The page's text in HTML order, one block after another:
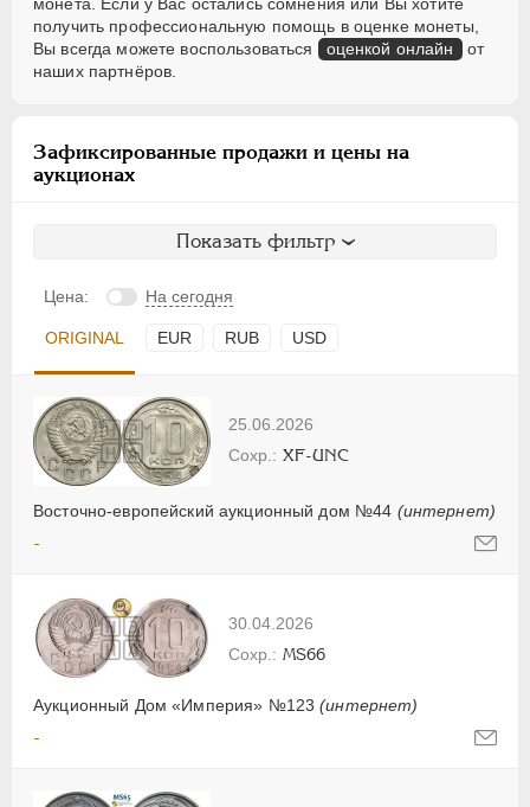
получить профессиональную помощь в оценке монеты,
Вы всегда можете воспользоваться
оценкой онлайн от
наших партнёров.
Зафиксированные продажи и цены на
аукционах
Показать фильтр
Цена: На сегодня
ORIGINAL EUR RUB USD
25.06.2026
Восточно-европейский аукционный дом №44 (интернет)
XF-UNC
-
30.04.2026
Аукционный Дом «Империя» №123(интернет)
MS66
-